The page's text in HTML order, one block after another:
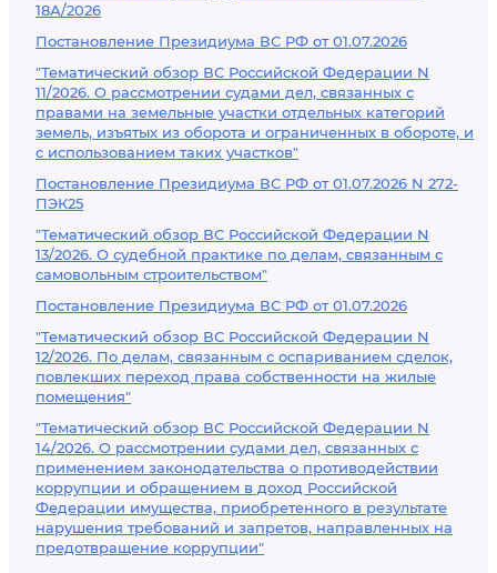
18А/2026
Постановление Президиума ВС РФ от 01.07.2026
"Тематический обзор ВС Российской Федерации N
11/2026. О рассмотрении судами дел, связанных с
правами на земельные участки отдельных категорий
земель, изъятых из оборота и ограниченных в обороте, и
с использованием таких участков"
Постановление Президиума ВС РФ от 01.07.2026 N 272-
ПЭК25
"Тематический обзор ВС Российской Федерации N
13/2026. О судебной практике по делам, связанным с
самовольным строительством"
Постановление Президиума ВС РФ от 01.07.2026
"Тематический обзор ВС Российской Федерации N
12/2026. По делам, связанным с оспариванием сделок,
повлекших переход права собственности на жилые
помещения"
"Тематический обзор ВС Российской Федерации N
14/2026. О рассмотрении судами дел, связанных с
применением законодательства о противодействии
коррупции и обращением в доход Российской
Федерации имущества, приобретенного в результате
нарушения требований и запретов, направленных на
предотвращение коррупции"